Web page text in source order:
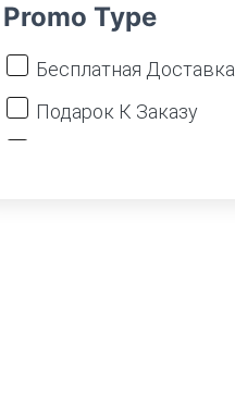
Promo Type
Бесплатная Доставка
Подарок К Заказу